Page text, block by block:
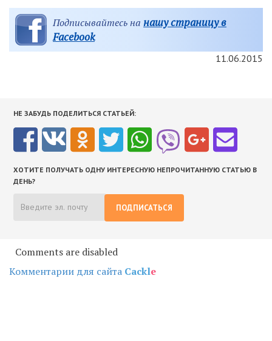
Подписывайтесь на нашу страницу в
Facebook
11.06.2015
НЕ ЗАБУДЬ ПОДЕЛИТЬСЯ СТАТЬЕЙ:
ХОТИТЕ ПОЛУЧАТЬ ОДНУ ИНТЕРЕСНУЮ НЕПРОЧИТАННУЮ СТАТЬЮ В
ДЕНЬ?
ПОДПИСАТЬСЯ
Comments are disabled
Комментарии для сайта Cackle